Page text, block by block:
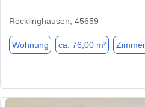
Recklinghausen, 45659
Wohnung ca. 76,00 m²